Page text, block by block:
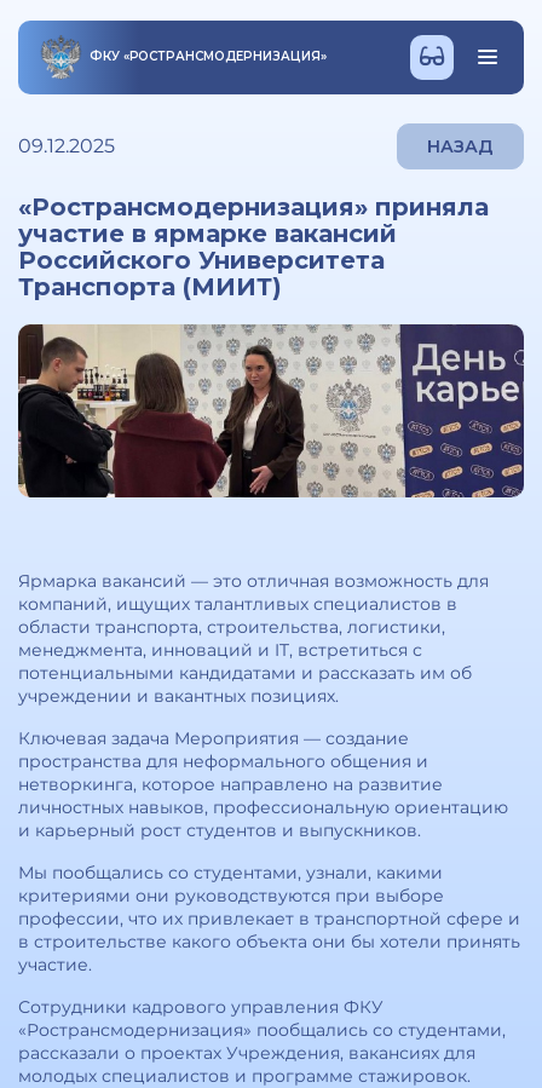
ФКУ «РОСТРАНСМОДЕРНИЗАЦИЯ»
09.12.2025 НАЗАД
«Ространсмодернизация» приняла
участие в ярмарке вакансий
Российского Университета
Транспорта (МИИТ)
Ярмарка вакансий — это отличная возможность для
компаний, ищущих талантливых специалистов в
области транспорта, строительства, логистики,
менеджмента, инноваций и IT, встретиться с
потенциальными кандидатами и рассказать им об
учреждении и вакантных позициях.
Ключевая задача Мероприятия — создание
пространства для неформального общения и
нетворкинга, которое направлено на развитие
личностных навыков, профессиональную ориентацию
и карьерный рост студентов и выпускников.
Мы пообщались со студентами, узнали, какими
критериями они руководствуются при выборе
профессии, что их привлекает в транспортной сфере и
в строительстве какого объекта они бы хотели принять
участие.
Сотрудники кадрового управления ФКУ
«Ространсмодернизация» пообщались со студентами,
рассказали о проектах Учреждения, вакансиях для
молодых специалистов и программе стажировок.